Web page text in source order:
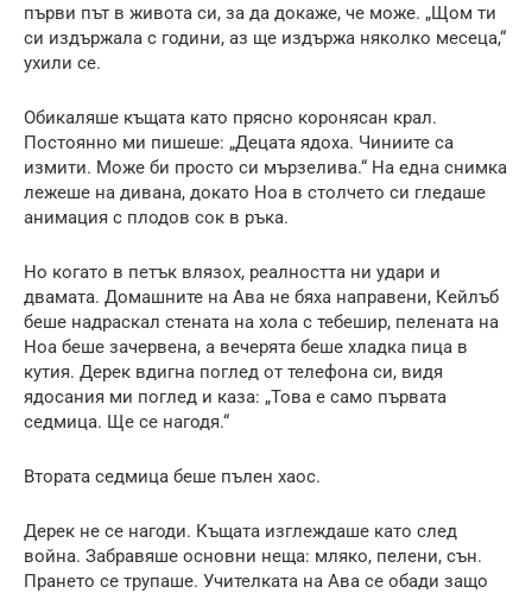
първи път в живота си, за да докаже, че може. „Щом ти
си издържала с години, аз ще издържа няколко месеца,“
ухили се.
Обикаляше къщата като прясно коронясан крал.
Постоянно ми пишеше: „Децата ядоха. Чиниите са
измити. Може би просто си мързелива.“ На една снимка
лежеше на дивана, докато Ноа в столчето си гледаше
анимация с плодов сок в ръка.
Но когато в петък влязох, реалността ни удари и
двамата. Домашните на Ава не бяха направени, Кейлъб
беше надраскал стената на хола с тебешир, пелената на
Ноа беше зачервена, а вечерята беше хладка пица в
кутия. Дерек вдигна поглед от телефона си, видя
ядосания ми поглед и каза: „Това е само първата
седмица. Ще се нагодя.“
Втората седмица беше пълен хаос.
Дерек не се нагоди. Къщата изглеждаше като след
война. Забравяше основни неща: мляко, пелени, сън.
Прането се трупаше. Учителката на Ава се обади защо